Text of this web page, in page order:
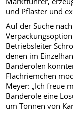
und Pflaster und
Auf der Suche
Betriebsleiter
denen im
Banderolen
Flachriemchen
Meyer: „Ich freue
Banderole eine
um Tonnen von